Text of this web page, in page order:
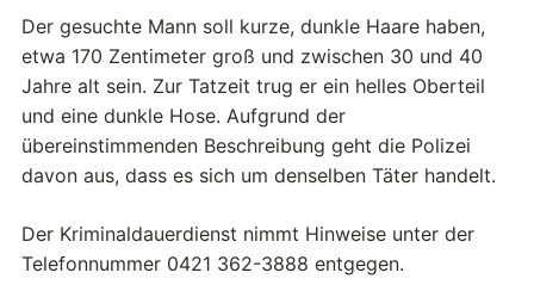
Der gesuchte Mann soll kurze, dunkle Haare haben,
etwa 170 Zentimeter groß und zwischen 30 und 40
Jahre alt sein. Zur Tatzeit trug er ein helles Oberteil
und eine dunkle Hose. Aufgrund der
übereinstimmenden Beschreibung geht die Polizei
davon aus, dass es sich um denselben Täter handelt.
Der Kriminaldauerdienst nimmt Hinweise unter der
Telefonnummer 0421 362-3888 entgegen.